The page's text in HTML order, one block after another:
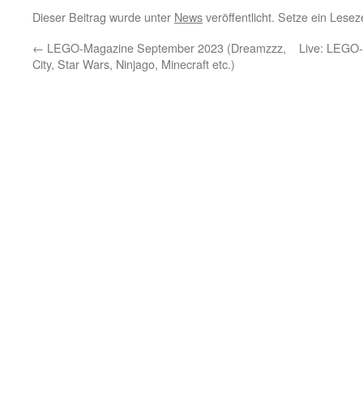
Dieser Beitrag wurde unter Newsveröffentlicht. Setze ein
← LEGO-Magazine September 2023 (Dreamzzz,
City, Star Wars, Ninjago, Minecraft etc.)
Live: